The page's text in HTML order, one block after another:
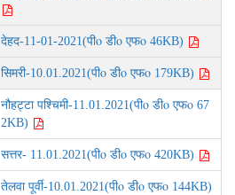
देहद-11-01-2021(पीo डीo एफo 46KB)
सिमरी-10.01.2021(पीo डीo एफo 179KB)
नौहट्टा पश्चिमी-11.01.2021(पीo डीo एफo 67
2KB)
सत्तर- 11.01.2021(पीo डीo एफo 420KB)
तेलवा पूर्वी-10.01.2021(पीo डीo एफo 144KB)